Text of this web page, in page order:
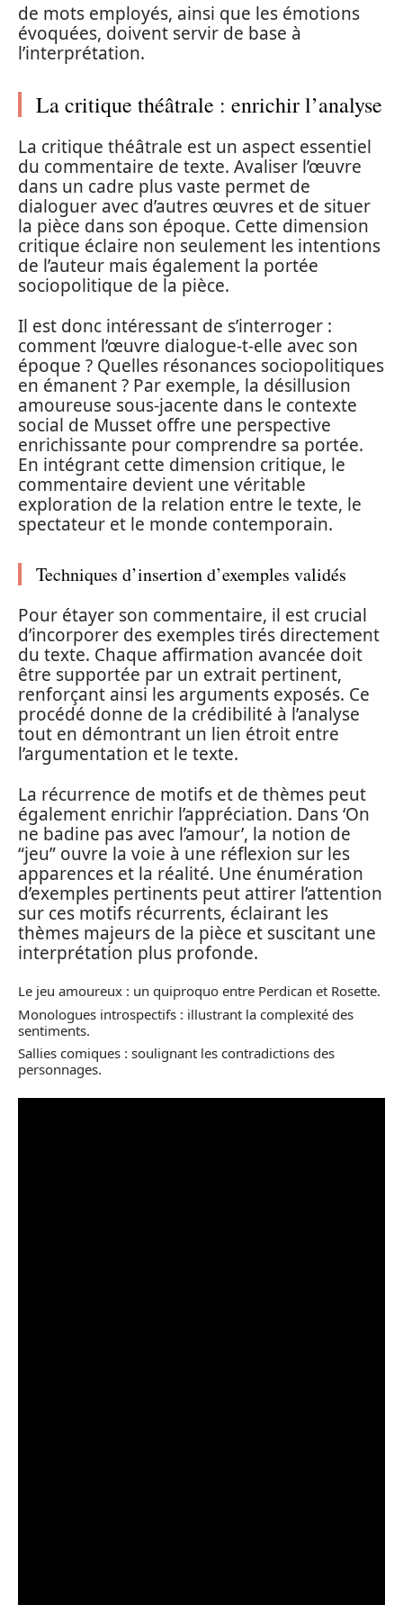
de mots employés, ainsi que les émotions
évoquées, doivent servir de base à
l’interprétation.
La critique théâtrale : enrichir l’analyse
La critique théâtrale est un aspect essentiel
du commentaire de texte. Avaliser l’œuvre
dans un cadre plus vaste permet de
dialoguer avec d’autres œuvres et de situer
la pièce dans son époque. Cette dimension
critique éclaire non seulement les intentions
de l’auteur mais également la portée
sociopolitique de la pièce.
Il est donc intéressant de s’interroger :
comment l’œuvre dialogue-t-elle avec son
époque ? Quelles résonances sociopolitiques
en émanent ? Par exemple, la désillusion
amoureuse sous-jacente dans le contexte
social de Musset offre une perspective
enrichissante pour comprendre sa portée.
En intégrant cette dimension critique, le
commentaire devient une véritable
exploration de la relation entre le texte, le
spectateur et le monde contemporain.
Techniques d’insertion d’exemples validés
Pour étayer son commentaire, il est crucial
d’incorporer des exemples tirés directement
du texte. Chaque affirmation avancée doit
être supportée par un extrait pertinent,
renforçant ainsi les arguments exposés. Ce
procédé donne de la crédibilité à l’analyse
tout en démontrant un lien étroit entre
l’argumentation et le texte.
La récurrence de motifs et de thèmes peut
également enrichir l’appréciation. Dans ‘On
ne badine pas avec l’amour’, la notion de
“jeu” ouvre la voie à une réflexion sur les
apparences et la réalité. Une énumération
d’exemples pertinents peut attirer l’attention
sur ces motifs récurrents, éclairant les
thèmes majeurs de la pièce et suscitant une
interprétation plus profonde.
Le jeu amoureux : un quiproquo entre Perdican et Rosette.
Monologues introspectifs : illustrant la complexité des
sentiments.
Sallies comiques : soulignant les contradictions des
personnages.